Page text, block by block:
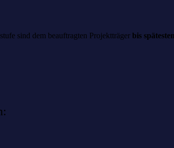
sind dem beauftragten Projektträger bis